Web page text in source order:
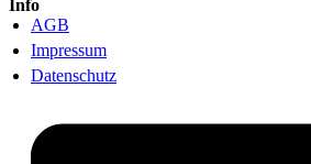
Info
AGB
Impressum
Datenschutz